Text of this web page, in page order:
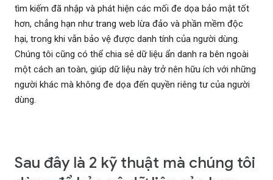
tìm kiếm đã nhập và phát hiện các mối đe dọa bảo mật tốt
hơn, chẳng hạn như trang web lừa đảo và phần mềm độc
hại, trong khi vẫn bảo vệ được danh tính của người dùng.
Chúng tôi cũng có thể chia sẻ dữ liệu ẩn danh ra bên ngoài
một cách an toàn, giúp dữ liệu này trở nên hữu ích với những
người khác mà không đe dọa đến quyền riêng tư của người
dùng.
Sau đây là 2 kỹ thuật mà chúng tôi